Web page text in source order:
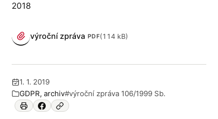
2018
výroční zpráva PDF(114 kB)
(otevře se v novém panelu)
Publikováno:
1. 1. 2019
Zařazeno v:
GDPR, archiv#výroční zpráva 106/1999 Sb.